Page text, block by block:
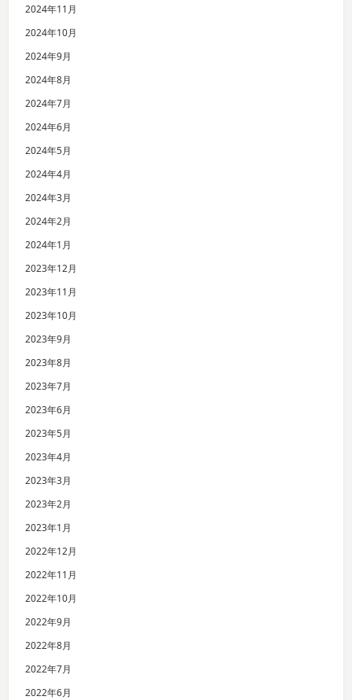
2024年11月
2024年10月
2024年9月
2024年8月
2024年7月
2024年6月
2024年5月
2024年4月
2024年3月
2024年2月
2024年1月
2023年12月
2023年11月
2023年10月
2023年9月
2023年8月
2023年7月
2023年6月
2023年5月
2023年4月
2023年3月
2023年2月
2023年1月
2022年12月
2022年11月
2022年10月
2022年9月
2022年8月
2022年7月
2022年6月